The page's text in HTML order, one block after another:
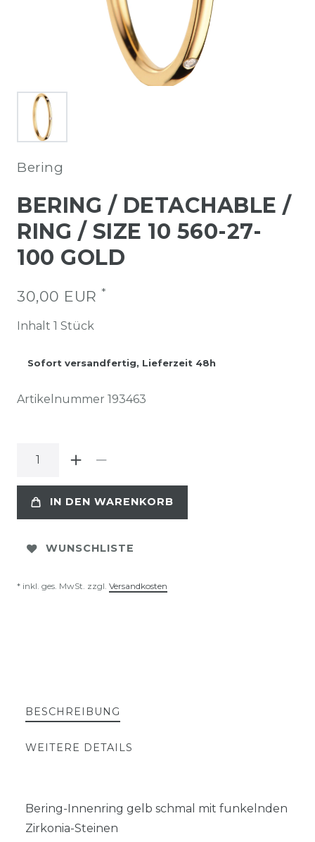
Bering
BERING / DETACHABLE /
RING / SIZE 10 560-27-
100 GOLD
30,00 EUR *
Inhalt 1 Stück
Sofort versandfertig, Lieferzeit 48h
Artikelnummer 193463
IN DEN WARENKORB
WUNSCHLISTE
* inkl. ges. MwSt. zzgl. Versandkosten
BESCHREIBUNG
WEITERE DETAILS
Bering-Innenring gelb schmal mit funkelnden
Zirkonia-Steinen